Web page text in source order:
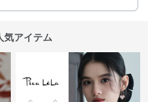
気アイテム